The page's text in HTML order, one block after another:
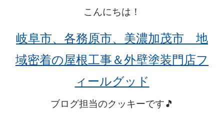
こんにちは！
岐阜市、各務原市、美濃加茂市 地
域密着の屋根工事＆外壁塗装門店フ
ィールグッド
ブログ担当のクッキーです🎵